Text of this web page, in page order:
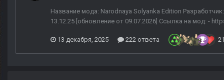
Название мода: Narodnaya Solyanka Edition
13.12.25 [обновление от 09.07.2026] Ссылка на мод: -
13 декабря, 2025 222 ответа